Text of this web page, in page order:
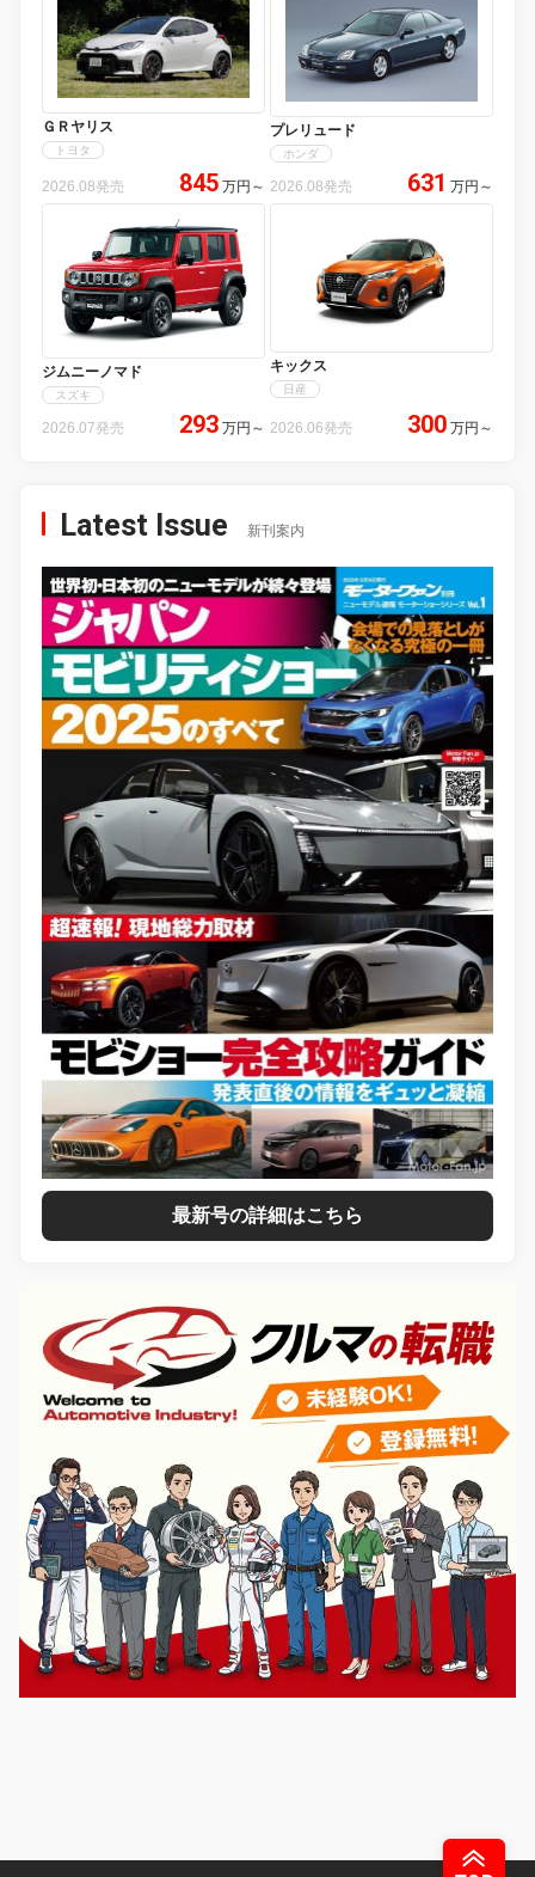
ＧＲヤリス
トヨタ
2026.08発売 845 万円 ～
プレリュード
ホンダ
2026.08発売 631 万円 ～
ジムニーノマド
スズキ
2026.07発売 293 万円 ～
キックス
日産
2026.06発売 300 万円 ～
Latest Issue 新刊案内
最新号の詳細はこちら